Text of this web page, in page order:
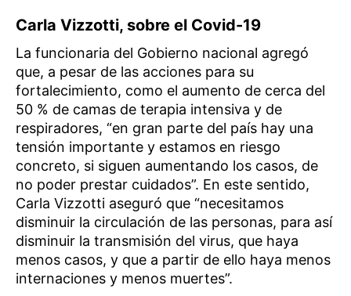
Carla Vizzotti, sobre el Covid-19
La funcionaria del Gobierno nacional agregó
que, a pesar de las acciones para su
fortalecimiento, como el aumento de cerca del
50 % de camas de terapia intensiva y de
respiradores, “en gran parte del país hay una
tensión importante y estamos en riesgo
concreto, si siguen aumentando los casos, de
no poder prestar cuidados”. En este sentido,
Carla Vizzotti aseguró que “necesitamos
disminuir la circulación de las personas, para así
disminuir la transmisión del virus, que haya
menos casos, y que a partir de ello haya menos
internaciones y menos muertes”.